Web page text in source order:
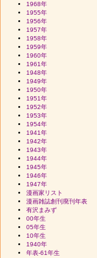
1968年
1955年
1956年
1957年
1958年
1959年
1960年
1961年
1948年
1949年
1950年
1951年
1952年
1953年
1954年
1941年
1942年
1943年
1944年
1945年
1946年
1947年
漫画家リスト
漫画雑誌創刊廃刊年表
有沢まみず
00年生
05年生
10年生
1940年
年表-61年生